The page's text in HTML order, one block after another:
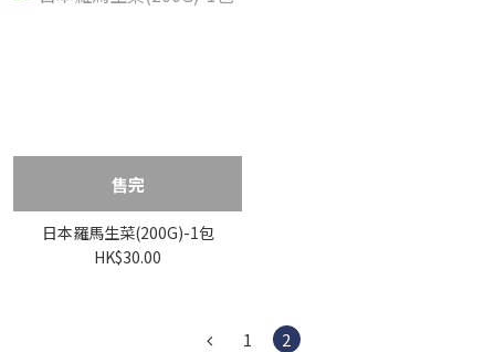
售完
日本羅馬生菜(200G)-1包
HK$30.00
1 2